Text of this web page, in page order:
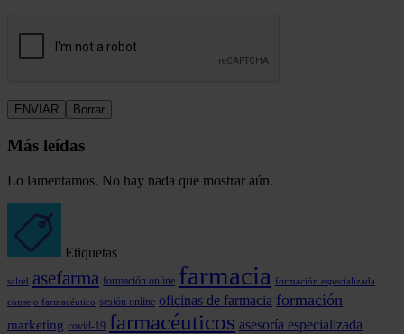
Más leídas
Lo lamentamos. No hay nada que mostrar aún.
Etiquetas
salud asefarma formación online farmacia formación especializada
consejo farmacéutico sesión online oficinas de farmacia formación
marketing covid-19 farmacéuticos asesoría especializada